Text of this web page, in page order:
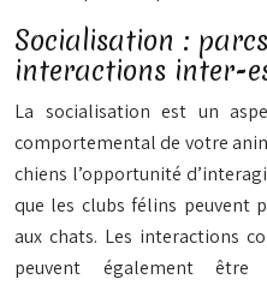
Socialisation :
interactions inter-
La socialisation est un
comportemental de votre
chiens l’opportunité
que les clubs félins peuvent
aux chats. Les interactions
peuvent également être